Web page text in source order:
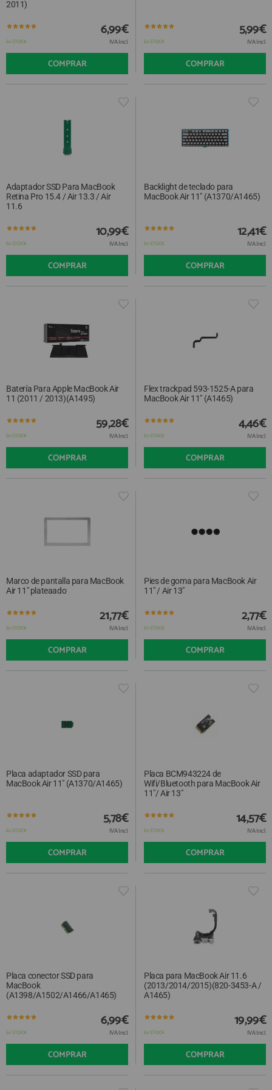
GUÍA DE COMPRA
(+34)912 477 744
Lunes a Viernes 09:30h a 20:00h
También atendemos Whatsapp
info@preciosadictos.com
2011)
En STOCK
6,99€
IVA Incl.
COMPRAR
En STOCK
5,99€
IVA Incl.
COMPRAR
Adaptador SSD Para MacBook
Retina Pro 15.4 / Air 13.3 / Air
11.6
En STOCK
10,99€
IVA Incl.
COMPRAR
Backlight de teclado para
MacBook Air 11" (A1370/A1465)
En STOCK
12,41€
IVA Incl.
COMPRAR
Batería Para Apple MacBook Air
11 (2011 / 2013)(A1495)
En STOCK
59,28€
IVA Incl.
COMPRAR
Flex trackpad 593-1525-A para
MacBook Air 11" (A1465)
En STOCK
4,46€
IVA Incl.
COMPRAR
Marco de pantalla para MacBook
Air 11" plateaado
En STOCK
21,77€
IVA Incl.
COMPRAR
Pies de goma para MacBook Air
11" / Air 13"
En STOCK
2,77€
IVA Incl.
COMPRAR
Placa adaptador SSD para
MacBook Air 11" (A1370/A1465)
En STOCK
5,78€
IVA Incl.
COMPRAR
Placa BCM943224 de
Wifi/Bluetooth para MacBook Air
11"/ Air 13"
En STOCK
14,57€
IVA Incl.
COMPRAR
Placa conector SSD para
MacBook
(A1398/A1502/A1466/A1465)
En STOCK
6,99€
IVA Incl.
COMPRAR
Placa para MacBook Air 11.6
(2013/2014/2015)(820-3453-A /
A1465)
En STOCK
19,99€
IVA Incl.
COMPRAR